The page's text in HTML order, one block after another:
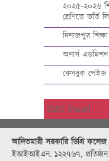
২০২৫-২০২৬
শ্রেণিতে ভর্তি
দিনাজপুর
অনার্স এডমিশন
ফেসবুক পেইজ
SMS Panel
আদিতমারী সরকারি ডিগ্রি কলেজ
ইআইআইএন: ১২২৭৬৭,